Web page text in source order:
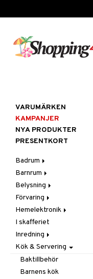
VARUMÄRKEN
KAMPANJER
NYA PRODUKTER
PRESENTKORT
Badrum
Badrumsinredning
Badrumstextilier
Badrumstillbehör
Barnrum
Barnlampor
Barnmöbler
Barnrumsdekoration
Barnrumsförvaring
Barnrumstextilier
Belysning
Belysningstillbehör
Lampor
Bordslampor
Taklampor
LED-ljus
Ljuslyktor & Ljusstakar
Utomhusbelysning
Förvaring
Hängare & krokar
Hyllor
Småförvaring
Småförvaring & Korgar
Väskor
Hemelektronik
Ljud
I skafferiet
Inredning
Dekoration
Böcker
Figurer & Skulpturer
Doftljus & Doftspridare
Förvaring & Hyllor
Kök & Servering
Baktillbehör
Barnens kök